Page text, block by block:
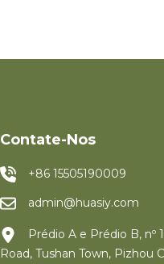
Contate-Nos
+86 15505190009
admin@huasiy.com
Prédio A e Prédio B, nº
Road, Tushan Town, Pizhou